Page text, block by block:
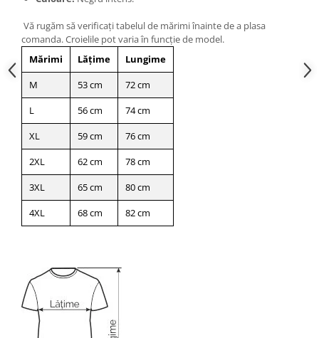
Vă rugăm să verificați tabelul de mărimi înainte de a plasa
comanda. Croielile pot varia în funcție de model.
Mărimi
Lățime
Lungime
M
53 cm
72 cm
L
56 cm
74 cm
XL
59 cm
76 cm
2XL
62 cm
78 cm
3XL
65 cm
80 cm
4XL
68 cm 82 cm